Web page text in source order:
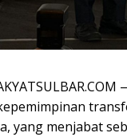
yang menjabat